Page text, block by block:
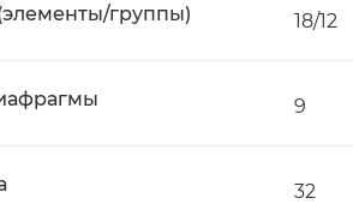
группы) 18/12
9
32